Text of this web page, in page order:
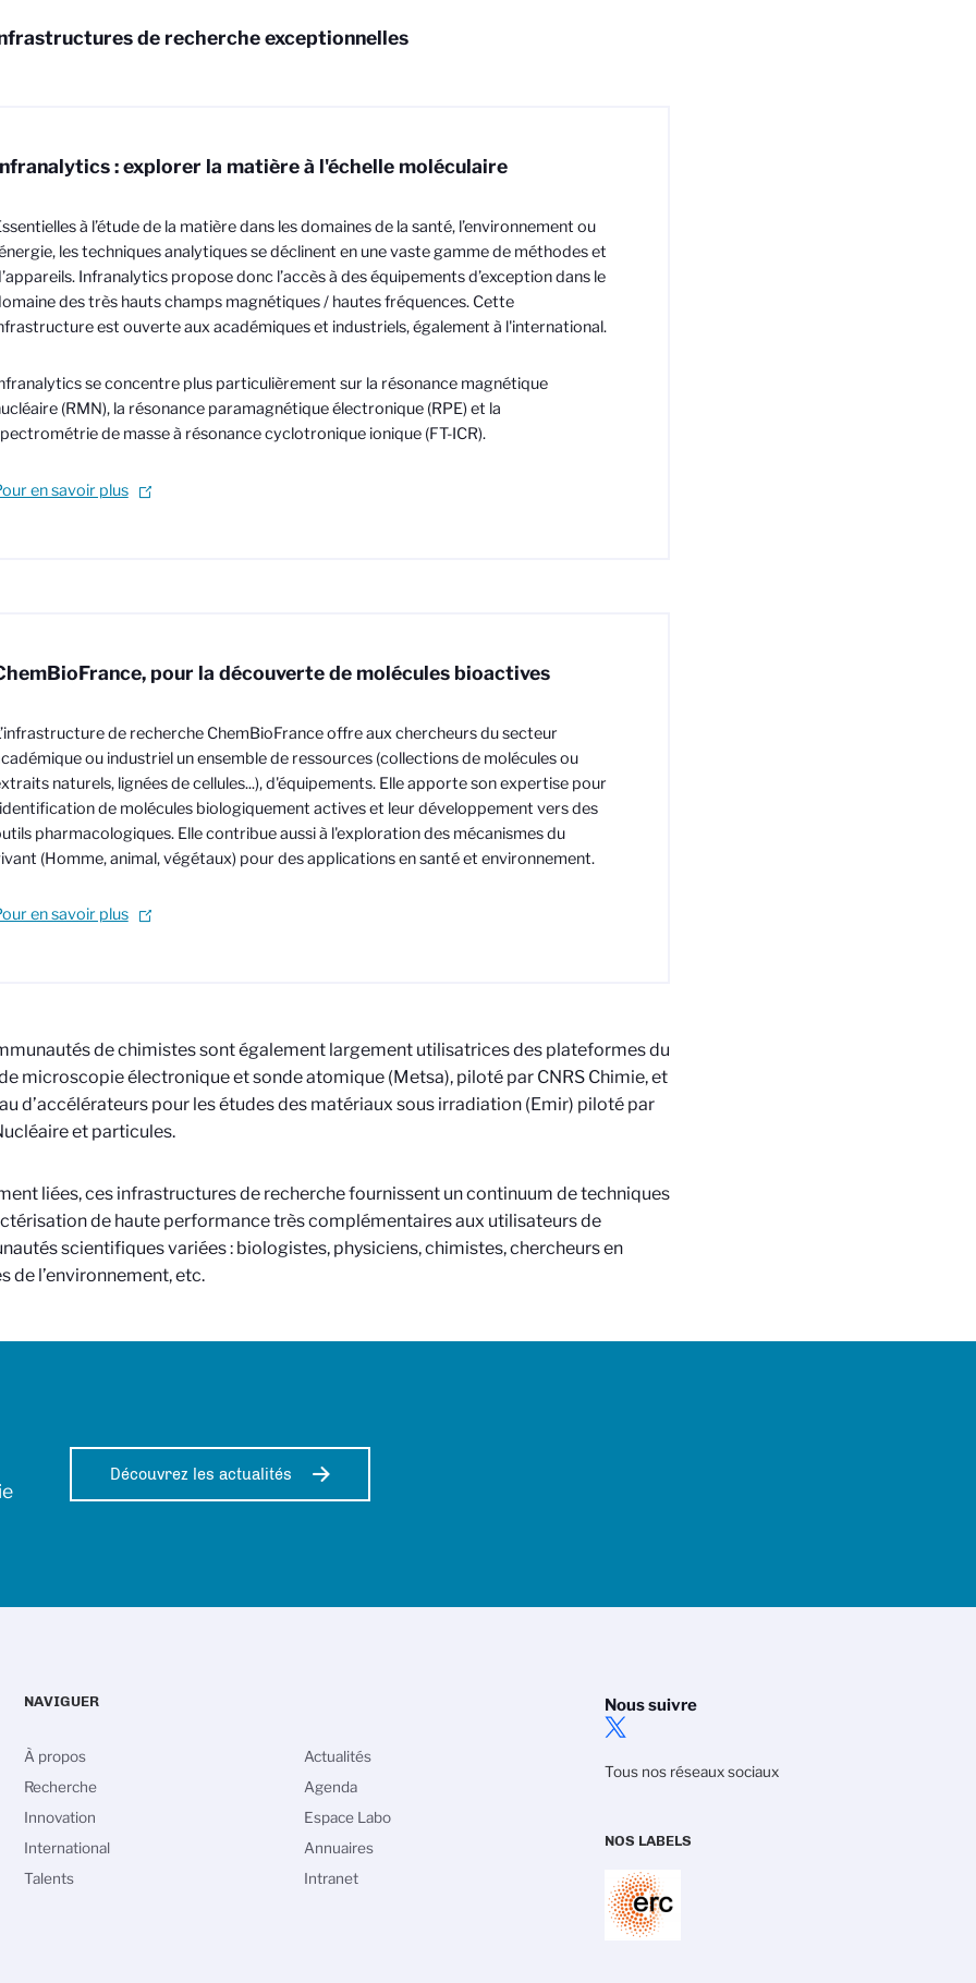
de recherche exceptionnelles
: explorer la matière à l'échelle moléculaire
à l’étude de la matière dans les domaines de la santé, l’environnement ou
les techniques analytiques se déclinent en une vaste gamme de méthodes et
Infranalytics propose donc l’accès à des équipements d’exception dans le
des très hauts champs magnétiques / hautes fréquences. Cette
est ouverte aux académiques et industriels, également à l'international.
se concentre plus particulièrement sur la résonance magnétique
(RMN), la résonance paramagnétique électronique (RPE) et la
de masse à résonance cyclotronique ionique (FT-ICR).
en savoir plus
pour la découverte de molécules bioactives
de recherche ChemBioFrance offre aux chercheurs du secteur
ou industriel un ensemble de ressources (collections de molécules ou
naturels, lignées de cellules...), d'équipements. Elle apporte son expertise pour
de molécules biologiquement actives et leur développement vers des
pharmacologiques. Elle contribue aussi à l'exploration des mécanismes du
(Homme, animal, végétaux) pour des applications en santé et environnement.
en savoir plus
de chimistes sont également largement utilisatrices des plateformes du
microscopie électronique et sonde atomique (Metsa), piloté par CNRS Chimie, et
d’accélérateurs pour les études des matériaux sous irradiation (Emir) piloté par
et particules.
liées, ces infrastructures de recherche fournissent un continuum de techniques
de haute performance très complémentaires aux utilisateurs de
scientifiques variées : biologistes, physiciens, chimistes, chercheurs en
de l’environnement, etc.
Découvrez les actualités
Nous suivre
Tous nos réseaux sociaux
NOS LABELS
NAVIGUER
À propos
Recherche
Innovation
International
Talents
Actualités
Agenda
Espace Labo
Annuaires
Intranet